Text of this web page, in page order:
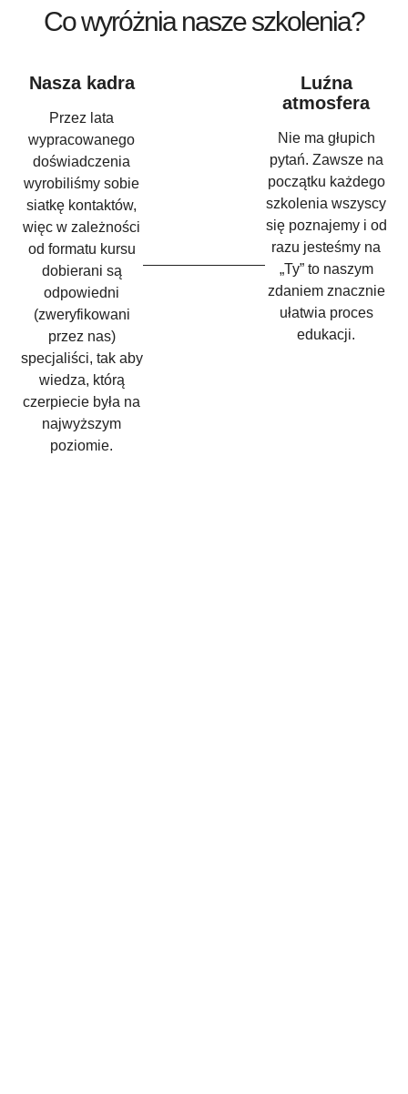
Co wyróżnia nasze szkolenia?
Nasza kadra
Przez lata
wypracowanego
doświadczenia
wyrobiliśmy sobie
siatkę kontaktów,
więc w zależności
od formatu kursu
dobierani są
odpowiedni
(zweryfikowani
przez nas)
specjaliści, tak aby
wiedza, którą
czerpiecie była na
najwyższym
poziomie.
Luźna
atmosfera
Nie ma głupich
pytań. Zawsze na
początku każdego
szkolenia wszyscy
się poznajemy i od
razu jesteśmy na
„Ty” to naszym
zdaniem znacznie
ułatwia proces
edukacji.